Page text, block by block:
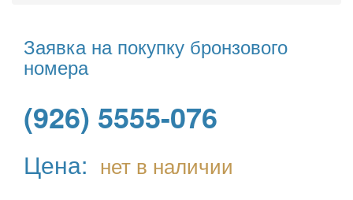
Заявка на покупку бронзового
номера
(926) 5555-076
Цена: нет в наличии